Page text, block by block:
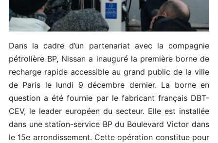
Dans la cadre d’un partenariat avec la compagnie
pétrolière BP, Nissan a inauguré la première borne de
recharge rapide accessible au grand public de la ville
de Paris le lundi 9 décembre dernier. La borne en
question a été fournie par le fabricant français DBT-
CEV, le leader européen du secteur. Elle est installée
dans une station-service BP du Boulevard Victor dans
le 15e arrondissement. Cette opération constitue pour